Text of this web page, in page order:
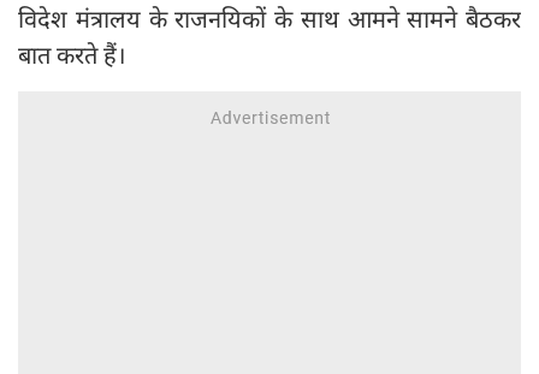
विदेश मंत्रालय के राजनयिकों के साथ आमने सामने बैठकर
बात करते हैं।